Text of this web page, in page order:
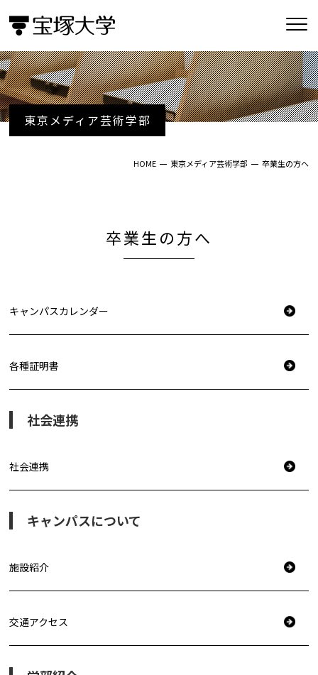
東京メディア芸術学部
HOME 東京メディア芸術学部 卒業生の方へ
卒業生の方へ
キャンパスカレンダー
各種証明書
社会連携
社会連携
キャンパスについて
施設紹介
交通アクセス